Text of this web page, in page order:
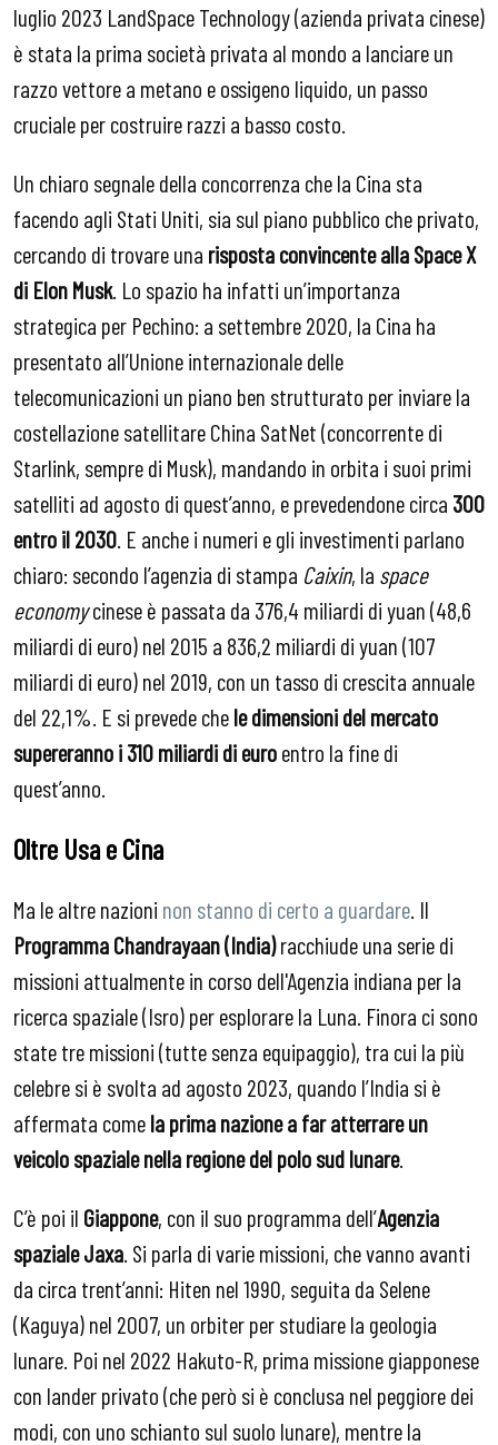
luglio 2023 LandSpace Technology (azienda privata cinese)
è stata la prima società privata al mondo a lanciare un
razzo vettore a metano e ossigeno liquido, un passo
cruciale per costruire razzi a basso costo.
Un chiaro segnale della concorrenza che la Cina sta
facendo agli Stati Uniti, sia sul piano pubblico che privato,
cercando di trovare una risposta convincente alla Space X
di Elon Musk. Lo spazio ha infatti un’importanza
strategica per Pechino: a settembre 2020, la Cina ha
presentato all’Unione internazionale delle
telecomunicazioni un piano ben strutturato per inviare la
costellazione satellitare China SatNet (concorrente di
Starlink, sempre di Musk), mandando in orbita i suoi primi
satelliti ad agosto di quest’anno, e prevedendone circa 300
entro il 2030. E anche i numeri e gli investimenti parlano
chiaro: secondo l’agenzia di stampa Caixin, la space
economycinese è passata da 376,4 miliardi di yuan (48,6
miliardi di euro) nel 2015 a 836,2 miliardi di yuan (107
miliardi di euro) nel 2019, con un tasso di crescita annuale
del 22,1%. E si prevede chele dimensioni del mercato
supereranno i 310 miliardi di euroentro la fine di
quest’anno.
Oltre Usa e Cina
Ma le altre nazioni non stanno di certo a guardare . Il
Programma Chandrayaan (India)racchiude una serie di
missioni attualmente in corso dell'Agenzia indiana per la
ricerca spaziale (Isro) per esplorare la Luna. Finora ci sono
state tre missioni (tutte senza equipaggio), tra cui la più
celebre si è svolta ad agosto 2023, quando l’India si è
affermata comela prima nazione a far atterrare un
veicolo spaziale nella regione del polo sud lunare.
C’è poi il Giappone, con il suo programma dell’Agenzia
spaziale Jaxa . Si parla di varie missioni, che vanno avanti
da circa trent’anni: Hiten nel 1990, seguita da Selene
(Kaguya) nel 2007, un orbiter per studiare la geologia
lunare. Poi nel 2022 Hakuto-R, prima missione giapponese
con lander privato (che però si è conclusa nel peggiore dei
modi, con uno schianto sul suolo lunare), mentre la